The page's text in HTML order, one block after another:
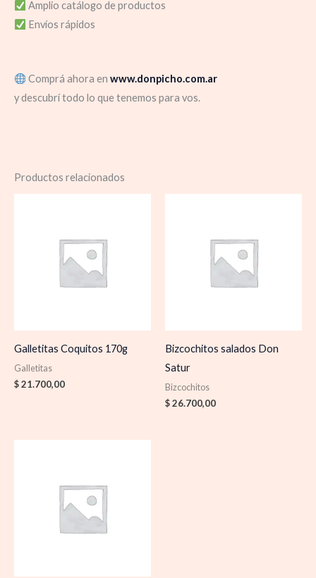
Amplio catálogo de productos
Envíos rápidos
Comprá ahora en www.donpicho.com.ar
y descubrí todo lo que tenemos para vos.
Productos relacionados
Galletitas Coquitos 170g
Galletitas
$21.700,00
Bizcochitos salados Don
Satur
Bizcochitos
$26.700,00